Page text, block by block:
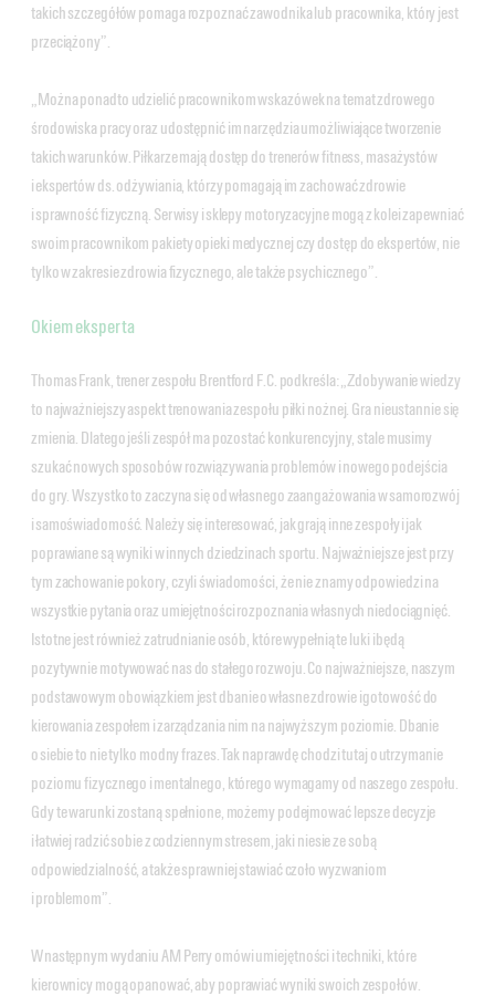
takich szczegółów pomaga rozpoznać zawodnika lub pracownika, który jest
przeciążony”.
„Można ponadto udzielić pracownikom wskazówek na temat zdrowego
środowiska pracy oraz udostępnić im narzędzia umożliwiające tworzenie
takich warunków. Piłkarze mają dostęp do trenerów fitness, masażystów
i ekspertów ds. odżywiania, którzy pomagają im zachować zdrowie
i sprawność fizyczną. Serwisy i sklepy motoryzacyjne mogą z kolei zapewniać
swoim pracownikom pakiety opieki medycznej czy dostęp do ekspertów, nie
tylko w zakresie zdrowia fizycznego, ale także psychicznego”.
Okiem eksperta
Thomas Frank, trener zespołu Brentford F.C. podkreśla: „Zdobywanie wiedzy
to najważniejszy aspekt trenowania zespołu piłki nożnej. Gra nieustannie się
zmienia. Dlatego jeśli zespół ma pozostać konkurencyjny, stale musimy
szukać nowych sposobów rozwiązywania problemów i nowego podejścia
do gry. Wszystko to zaczyna się od własnego zaangażowania w samorozwój
i samoświadomość. Należy się interesować, jak grają inne zespoły i jak
poprawiane są wyniki w innych dziedzinach sportu. Najważniejsze jest przy
tym zachowanie pokory, czyli świadomości, że nie znamy odpowiedzi na
wszystkie pytania oraz umiejętności rozpoznania własnych niedociągnięć.
Istotne jest również zatrudnianie osób, które wypełnią te luki i będą
pozytywnie motywować nas do stałego rozwoju. Co najważniejsze, naszym
podstawowym obowiązkiem jest dbanie o własne zdrowie i gotowość do
kierowania zespołem i zarządzania nim na najwyższym poziomie. Dbanie
o siebie to nie tylko modny frazes. Tak naprawdę chodzi tutaj o utrzymanie
poziomu fizycznego i mentalnego, którego wymagamy od naszego zespołu.
Gdy te warunki zostaną spełnione, możemy podejmować lepsze decyzje
i łatwiej radzić sobie z codziennym stresem, jaki niesie ze sobą
odpowiedzialność, a także sprawniej stawiać czoło wyzwaniom
i problemom”.
W następnym wydaniu AM Perry omówi umiejętności i techniki, które
kierownicy mogą opanować, aby poprawiać wyniki swoich zespołów.